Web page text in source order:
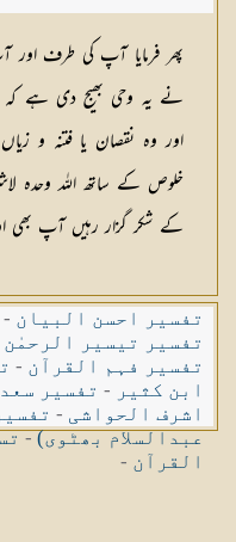
شکیلہ بنت میاں فضل
پھر فرمایا آپ کی طرف
نے یہ وحی بھیج دی ہے
اور وہ نقصان یا فتنہ و
خلوص کے ساتھ اللہ وحدہ
کے شکر گزار رہیں آپ بھی
تفسیر احسن البیان -
تفسیر تیسیر الرحمٰن
تفسیر فہم القرآن -
ابن کثیر - تفسیر
اشرف الحواشی -
عبدالسلام بھٹوی)-
القرآن -